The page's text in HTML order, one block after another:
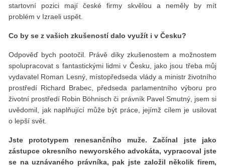
startovní pozici mají české firmy skvělou a neměly by mít
problém v Izraeli uspět.
Co by se z vašich zkušeností dalo využít i v Česku?
Odpověď bych pootočil. Právě díky zkušenostem a možnostem
spolupracovat s fantastickými lidmi v Česku, jako jsou třeba můj
vydavatel Roman Lesný, místopředseda vlády a ministr životního
prostředí Richard Brabec, předseda parlamentního výboru pro
životní prostředí Robin Böhnisch či právník Pavel Smutný, jsem si
uvědomil, jak naplňující může být práce, jejímž cílem je usilovat
o lepší svět.
Jste prototypem renesančního muže. Začínal jste jako
zástupce okresního newyorského advokáta, vypracoval jste
se na uznávaného právníka, pak jste založil několik firem,